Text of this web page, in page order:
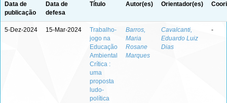
Data de
publicação
Data de
defesa
Título Autor(es) Orientador(es)
5-Dez-2024 15-Mar-2024
Trabalho-
jogo na
Educação
Ambiental
Crítica :
uma
proposta
ludo-
política
Barros,
Maria
Rosane
Marques
Cavalcanti,
Eduardo Luiz
Dias
-